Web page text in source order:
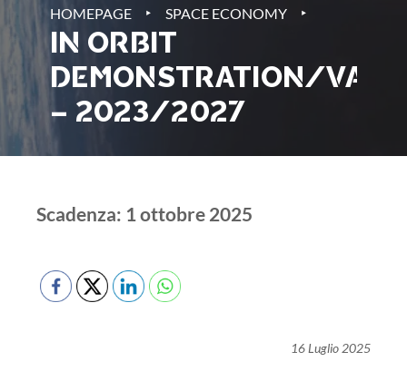
HOMEPAGE ‣ SPACE ECONOMY ‣
IN ORBIT
DEMONSTRATION/
– 2023/2027
Scadenza: 1 ottobre 2025
16 Luglio 2025